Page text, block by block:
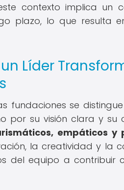
contexto implica un
plazo, lo que resulta
Líder
fundaciones se
por su visión clara y su
empáticos y
la creatividad y la
del equipo a contribuir